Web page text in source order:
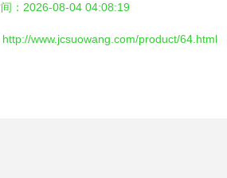
：2026-08-04 04:08:19
www.jcsuowang.com/product/64.html